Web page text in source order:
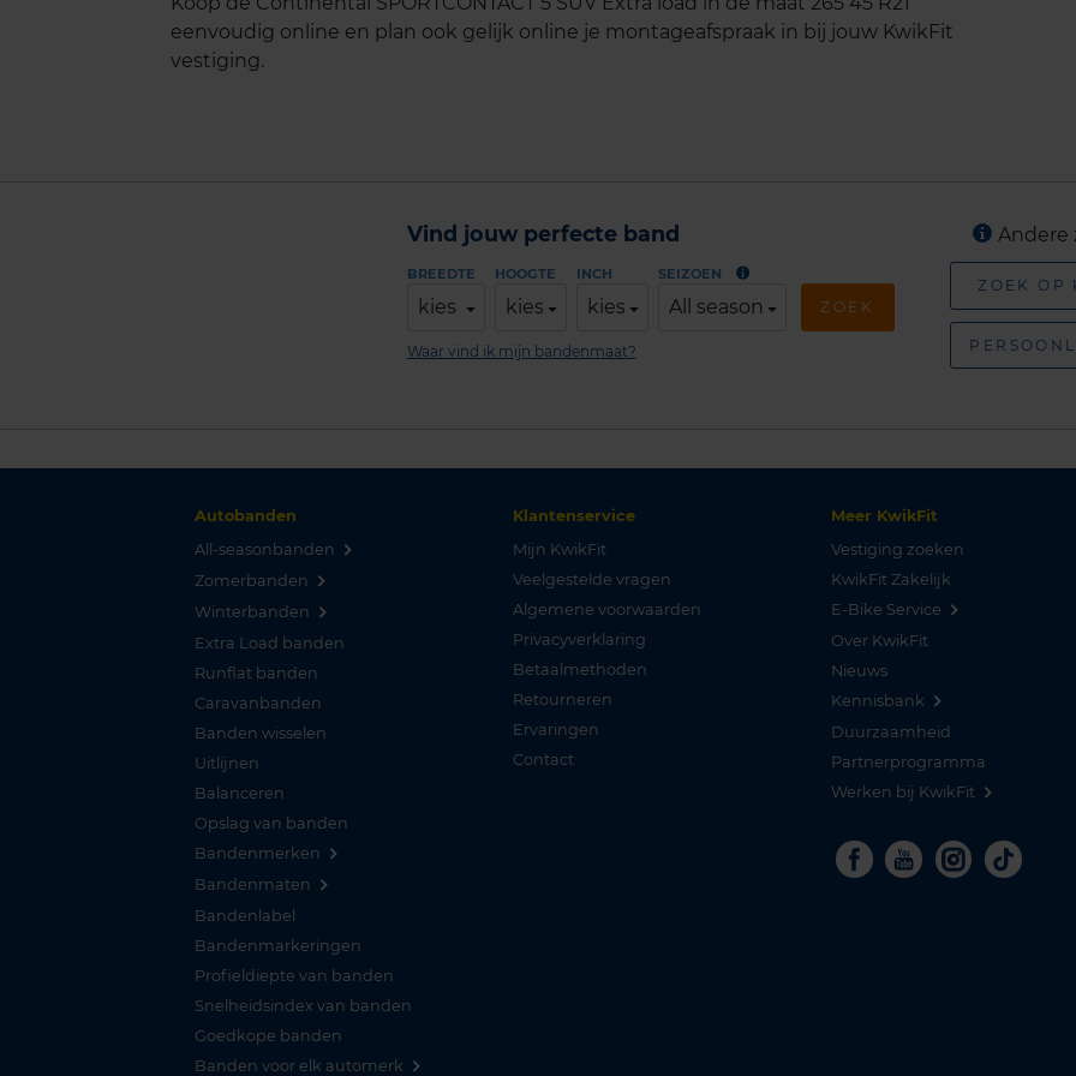
eenvoudig online en plan ook gelijk online je montageafspraak in bij jouw KwikFit
vestiging.
Vind jouw perfecte band
BREEDTE
kies
HOOGTE
kies
INCH
kies
SEIZOEN
All season ZOEK
Waar vind ik mijn bandenmaat?
Andere
ZOEK OP
Autobanden
All-seasonbanden
Zomerbanden
Winterbanden
Extra Load banden
Runflat banden
Caravanbanden
Banden wisselen
Uitlijnen
Balanceren
Opslag van banden
Bandenmerken
Bandenmaten
Bandenlabel
Bandenmarkeringen
Profieldiepte van banden
Snelheidsindex van banden
Goedkope banden
Banden voor elk automerk
Klantenservice
Mijn KwikFit
Veelgestelde vragen
Algemene voorwaarden
Privacyverklaring
Betaalmethoden
Retourneren
Ervaringen
Contact
Meer KwikFit
Vestiging zoeken
KwikFit Zakelijk
E-Bike Service
Over KwikFit
Nieuws
Kennisbank
Duurzaamheid
Partnerprogramma
Werken bij KwikFit
Facebook
YoutubeInstagram
Tiktok